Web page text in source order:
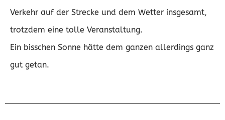
Verkehr auf der Strecke und dem Wetter insgesamt,
trotzdem eine tolle Veranstaltung.
Ein bisschen Sonne hätte dem ganzen allerdings ganz
gut getan.